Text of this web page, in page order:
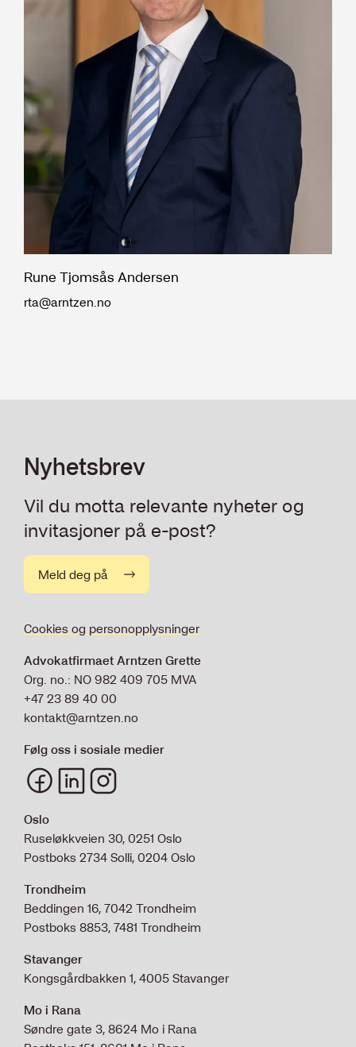
Rune Tjomsås Andersen
rta@arntzen.no
Nyhetsbrev
Vil du motta relevante nyheter og
invitasjoner på e-post?
Meld deg på
Cookies og personopplysninger
Advokatfirmaet Arntzen Grette
Org. no.: NO 982 409 705 MVA
+47 23 89 40 00
kontakt@arntzen.no
Følg oss i sosiale medier
Oslo
Ruseløkkveien 30, 0251 Oslo
Postboks 2734 Solli, 0204 Oslo
Trondheim
Beddingen 16, 7042 Trondheim
Postboks 8853, 7481 Trondheim
Stavanger
Kongsgårdbakken 1, 4005 Stavanger
Mo i Rana
Søndre gate 3, 8624 Mo i Rana